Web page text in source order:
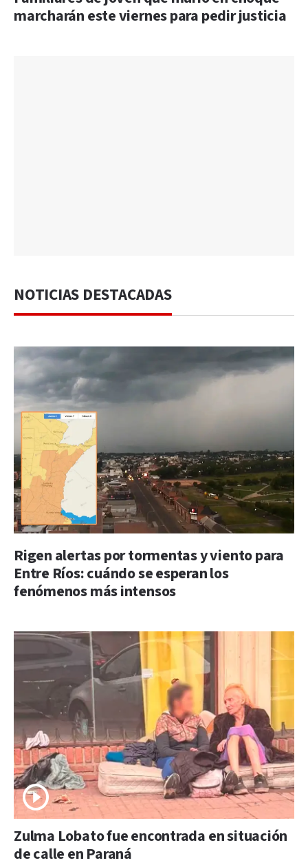
marcharán este viernes para pedir justicia
NOTICIAS DESTACADAS
Rigen alertas por tormentas y viento para
Entre Ríos: cuándo se esperan los
fenómenos más intensos
Zulma Lobato fue encontrada en situación
de calle en Paraná